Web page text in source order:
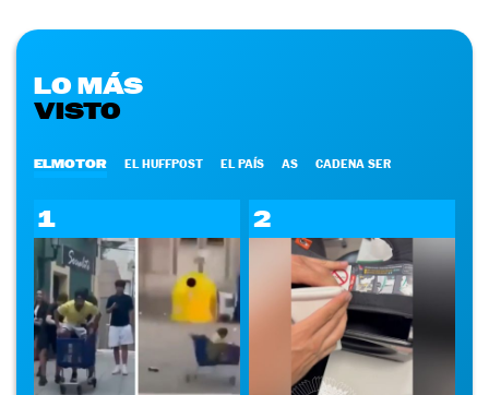
LO MÁS
VISTO
ELMOTOR EL HUFFPOST EL PAÍS AS CADENA SER
1 2